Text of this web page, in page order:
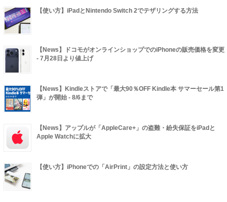
【使い方】iPadとNintendo Switch 2でテザリングする方法
【News】ドコモがオンラインショップでのiPhoneの販売価格を変更
- 7月28日より値上げ
【News】Kindleストアで「最大90％OFF Kindle本 サマーセール第1
弾」が開始 - 8/6まで
【News】アップルが「AppleCare+」の盗難・紛失保証をiPadと
Apple Watchに拡大
【使い方】iPhoneでの「AirPrint」の設定方法と使い方